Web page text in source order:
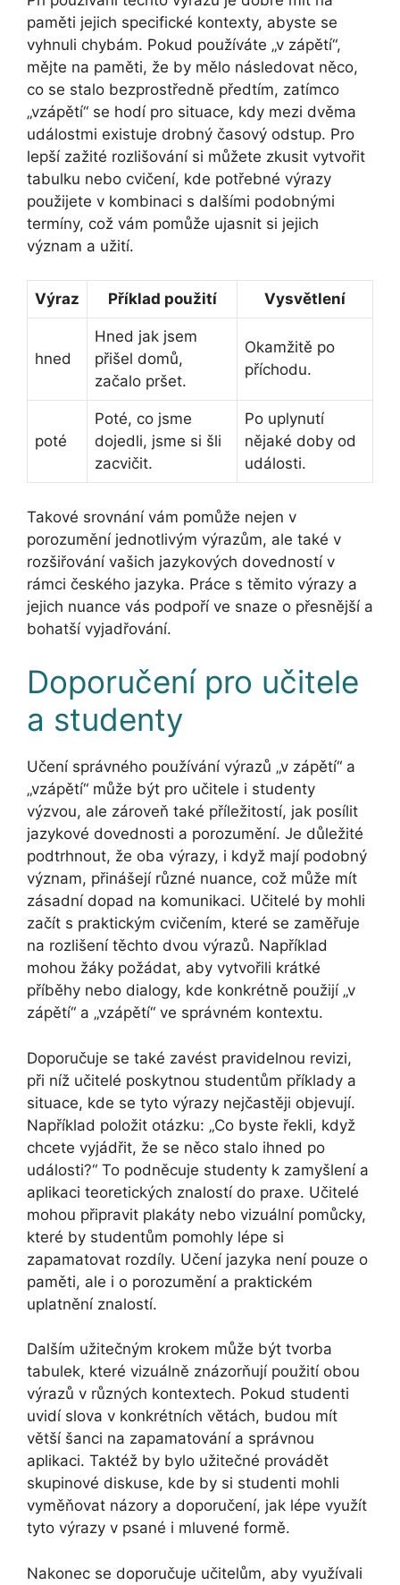
paměti jejich specifické kontexty, abyste se
vyhnuli chybám. Pokud používáte „v zápětí“,
mějte na paměti, že by mělo následovat něco,
co se stalo bezprostředně předtím, zatímco
„vzápětí“ se hodí pro situace, kdy mezi dvěma
událostmi existuje drobný časový odstup. Pro
lepší zažité rozlišování si můžete zkusit vytvořit
tabulku nebo cvičení, kde potřebné výrazy
použijete v kombinaci s dalšími podobnými
termíny, což vám pomůže ujasnit si jejich
význam a užití.
Výraz Příklad použití Vysvětlení
hned
Hned jak jsem
přišel domů,
začalo pršet.
Okamžitě po
příchodu.
poté
Poté, co jsme
dojedli, jsme si šli
zacvičit.
Po uplynutí
nějaké doby od
události.
Takové srovnání vám pomůže nejen v
porozumění jednotlivým výrazům, ale také v
rozšiřování vašich jazykových dovedností v
rámci českého jazyka. Práce s těmito výrazy a
jejich nuance vás podpoří ve snaze o přesnější a
bohatší vyjadřování.
Doporučení pro učitele
a studenty
Učení správného používání výrazů „v zápětí“ a
„vzápětí“ může být pro učitele i studenty
výzvou, ale zároveň také příležitostí, jak posílit
jazykové dovednosti a porozumění. Je důležité
podtrhnout, že oba výrazy, i když mají podobný
význam, přinášejí různé nuance, což může mít
zásadní dopad na komunikaci. Učitelé by mohli
začít s praktickým cvičením, které se zaměřuje
na rozlišení těchto dvou výrazů. Například
mohou žáky požádat, aby vytvořili krátké
příběhy nebo dialogy, kde konkrétně použijí „v
zápětí“ a „vzápětí“ ve správném kontextu.
Doporučuje se také zavést pravidelnou revizi,
při níž učitelé poskytnou studentům příklady a
situace, kde se tyto výrazy nejčastěji objevují.
Například položit otázku: „Co byste řekli, když
chcete vyjádřit, že se něco stalo ihned po
události?“ To podněcuje studenty k zamyšlení a
aplikaci teoretických znalostí do praxe. Učitelé
mohou připravit plakáty nebo vizuální pomůcky,
které by studentům pomohly lépe si
zapamatovat rozdíly. Učení jazyka není pouze o
paměti, ale i o porozumění a praktickém
uplatnění znalostí.
Dalším užitečným krokem může být tvorba
tabulek, které vizuálně znázorňují použití obou
výrazů v různých kontextech. Pokud studenti
uvidí slova v konkrétních větách, budou mít
větší šanci na zapamatování a správnou
aplikaci. Taktéž by bylo užitečné provádět
skupinové diskuse, kde by si studenti mohli
vyměňovat názory a doporučení, jak lépe využít
tyto výrazy v psané i mluvené formě.
Nakonec se doporučuje učitelům, aby využívali